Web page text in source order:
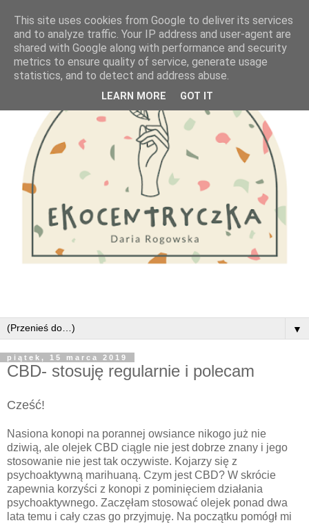
▼
piątek, 15 marca 2019
CBD- stosuję regularnie i polecam
Cześć!
Nasiona konopi na porannej owsiance nikogo już nie
dziwią, ale olejek CBD ciągle nie jest dobrze znany i jego
stosowanie nie jest tak oczywiste. Kojarzy się z
psychoaktywną marihuaną. Czym jest CBD? W skrócie
zapewnia korzyści z konopi z pominięciem działania
psychoaktywnego. Zaczęłam stosować olejek ponad dwa
lata temu i cały czas go przyjmuję. Na początku pomógł mi
This site uses cookies from Google to deliver its services
and to analyze traffic. Your IP address and user-agent are
shared with Google along with performance and security
metrics to ensure quality of service, generate usage
statistics, and to detect and address abuse.
LEARN MORE GOT IT